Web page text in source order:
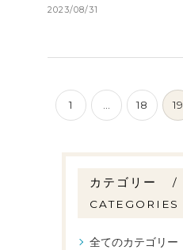
2023/08/31
1 18 19
カテゴリー
CATEGORIES
全てのカテゴリー